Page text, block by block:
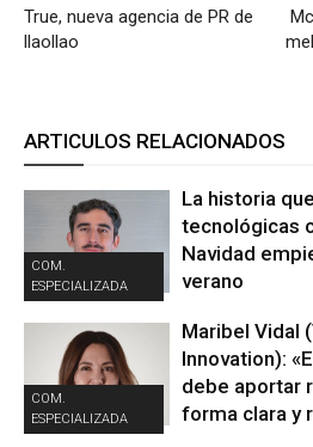
True, nueva agencia de PR de
llaollao
ARTICULOS RELACIONADOS
COM.
ESPECIALIZADA
La historia
tecnológicas
Navidad
verano
COM.
ESPECIALIZADA
Maribel Vidal
Innovation):
debe aportar
forma clara y